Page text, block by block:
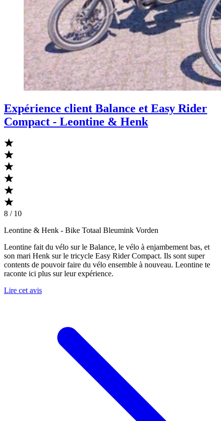
Expérience client Balance et Easy Rider
Compact - Leontine & Henk
8 / 10
Leontine & Henk - Bike Totaal Bleumink Vorden
Leontine fait du vélo sur le Balance, le vélo à enjambement bas, et
son mari Henk sur le tricycle Easy Rider Compact. Ils sont super
contents de pouvoir faire du vélo ensemble à nouveau. Leontine te
raconte ici plus sur leur expérience.
Lire cet avis